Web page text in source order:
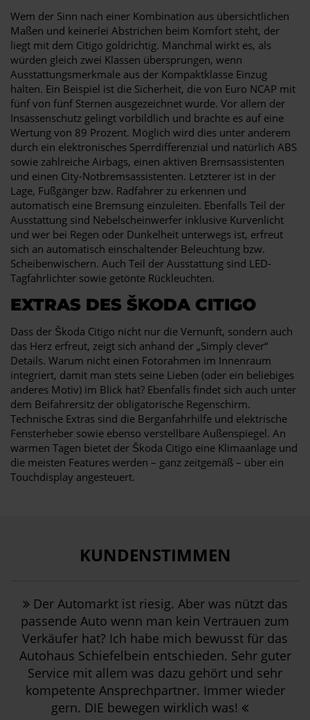
Wem der Sinn nach einer Kombination aus übersichtlichen
Maßen und keinerlei Abstrichen beim Komfort steht, der
liegt mit dem Citigo goldrichtig. Manchmal wirkt es, als
würden gleich zwei Klassen übersprungen, wenn
Ausstattungsmerkmale aus der Kompaktklasse Einzug
halten. Ein Beispiel ist die Sicherheit, die von Euro NCAP mit
fünf von fünf Sternen ausgezeichnet wurde. Vor allem der
Insassenschutz gelingt vorbildlich und brachte es auf eine
Wertung von 89 Prozent. Möglich wird dies unter anderem
durch ein elektronisches Sperrdifferenzial und natürlich ABS
sowie zahlreiche Airbags, einen aktiven Bremsassistenten
und einen City-Notbremsassistenten. Letzterer ist in der
Lage, Fußgänger bzw. Radfahrer zu erkennen und
automatisch eine Bremsung einzuleiten. Ebenfalls Teil der
Ausstattung sind Nebelscheinwerfer inklusive Kurvenlicht
und wer bei Regen oder Dunkelheit unterwegs ist, erfreut
sich an automatisch einschaltender Beleuchtung bzw.
Scheibenwischern. Auch Teil der Ausstattung sind LED-
Tagfahrlichter sowie getönte Rückleuchten.
EXTRAS DES ŠKODA CITIGO
Dass der Škoda Citigo nicht nur die Vernunft, sondern auch
das Herz erfreut, zeigt sich anhand der „Simply clever“
Details. Warum nicht einen Fotorahmen im Innenraum
integriert, damit man stets seine Lieben (oder ein beliebiges
anderes Motiv) im Blick hat? Ebenfalls findet sich auch unter
dem Beifahrersitz der obligatorische Regenschirm.
Technische Extras sind die Berganfahrhilfe und elektrische
Fensterheber sowie ebenso verstellbare Außenspiegel. An
warmen Tagen bietet der Škoda Citigo eine Klimaanlage und
die meisten Features werden – ganz zeitgemäß – über ein
Touchdisplay angesteuert.
KUNDENSTIMMEN
Der Automarkt ist riesig. Aber was nützt das
passende Auto wenn man kein Vertrauen zum
Verkäufer hat? Ich habe mich bewusst für das
Autohaus Schiefelbein entschieden. Sehr guter
Service mit allem was dazu gehört und sehr
kompetente Ansprechpartner. Immer wieder
gern. DIE bewegen wirklich was!